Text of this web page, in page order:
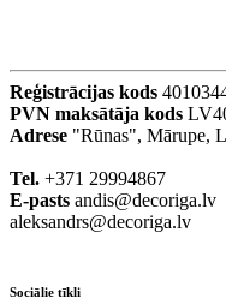
Reģistrācijas kods
PVN maksātāja kods
Adrese "Rūnas", Mārupe,
Tel. +371 29994867
E-pasts andis@decoriga.lv
aleksandrs@decoriga.lv
Sociālie tīkli